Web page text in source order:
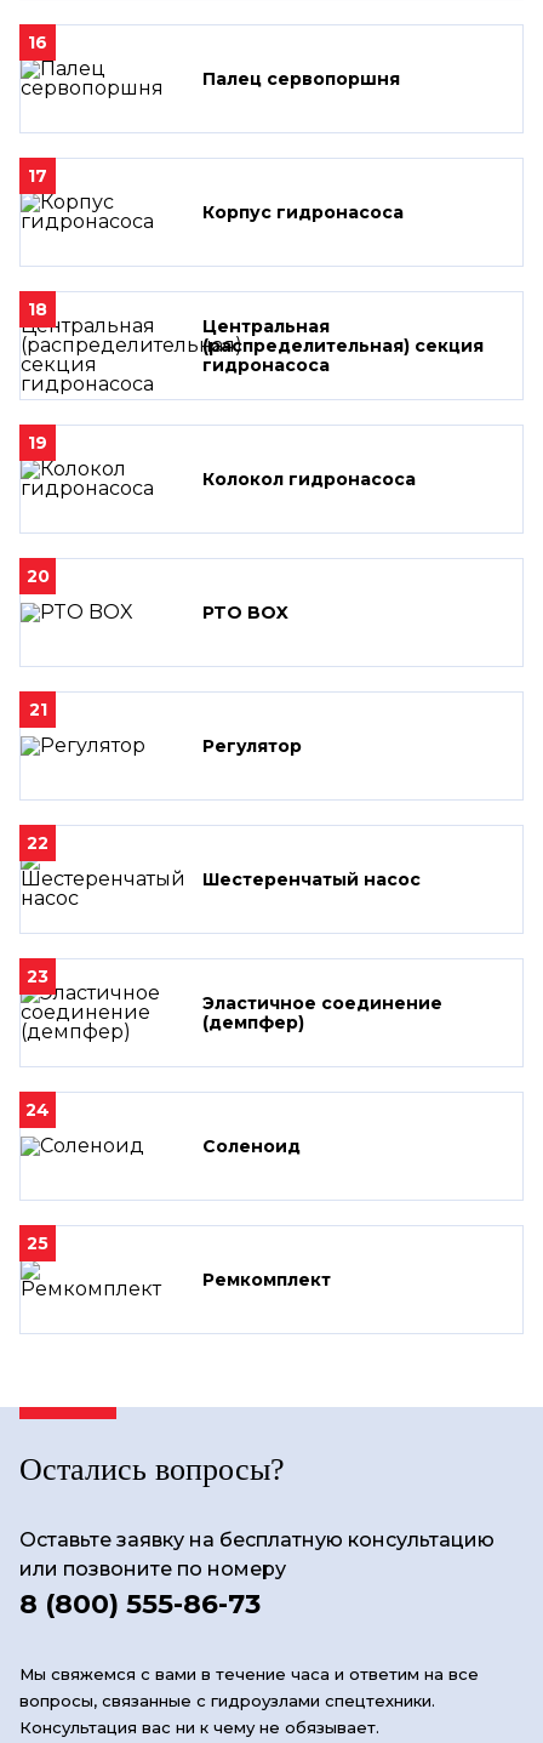
16
Палец сервопоршня
17
Корпус гидронасоса
18
Центральная
(распределительная) секция
гидронасоса
19
Колокол гидронасоса
20
PTO BOX
21
Регулятор
22
Шестеренчатый насос
23
Эластичное соединение
(демпфер)
24
Соленоид
25
Ремкомплект
Остались вопросы?
Оставьте заявку на бесплатную консультацию
или позвоните по номеру
8 (800) 555-86-73
Мы свяжемся с вами в течение часа и ответим на все
вопросы, связанные с гидроузлами спецтехники.
Консультация вас ни к чему не обязывает.